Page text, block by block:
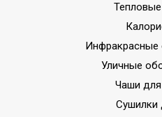
Инфракрасные
Уличные
Чаши
Сушилки